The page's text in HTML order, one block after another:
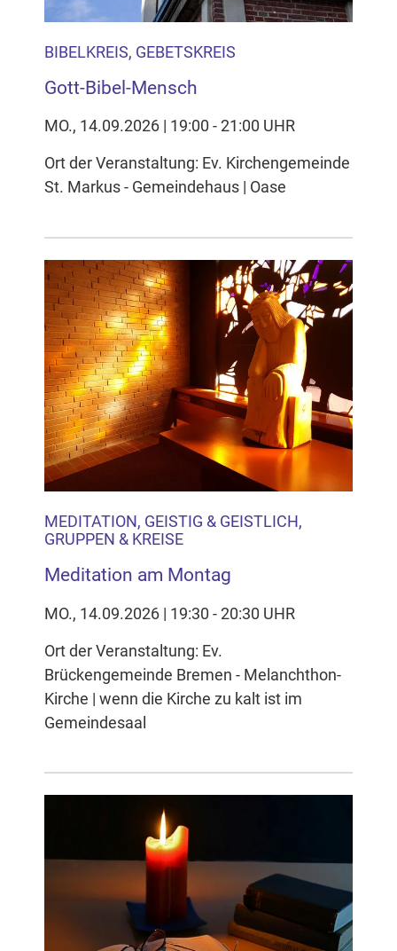
BIBELKREIS, GEBETSKREIS
Gott-Bibel-Mensch
MO., 14.09.2026 | 19:00 - 21:00 UHR
Ort der Veranstaltung: Ev. Kirchengemeinde
St. Markus - Gemeindehaus | Oase
MEDITATION, GEISTIG & GEISTLICH,
GRUPPEN & KREISE
Meditation am Montag
MO., 14.09.2026 | 19:30 - 20:30 UHR
Ort der Veranstaltung: Ev.
Brückengemeinde Bremen - Melanchthon-
Kirche | wenn die Kirche zu kalt ist im
Gemeindesaal